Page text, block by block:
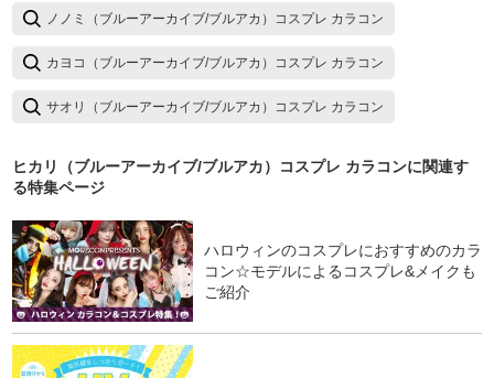
ノノミ（ブルーアーカイブ/ブルアカ）コスプレ カラコン
カヨコ（ブルーアーカイブ/ブルアカ）コスプレ カラコン
サオリ（ブルーアーカイブ/ブルアカ）コスプレ カラコン
ヒカリ（ブルーアーカイブ/ブルアカ）コスプレ カラコンに関連す
る特集ページ
ハロウィンのコスプレにおすすめのカラ
コン☆モデルによるコスプレ&メイクも
ご紹介